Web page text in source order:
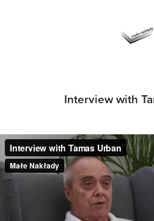
Interview with